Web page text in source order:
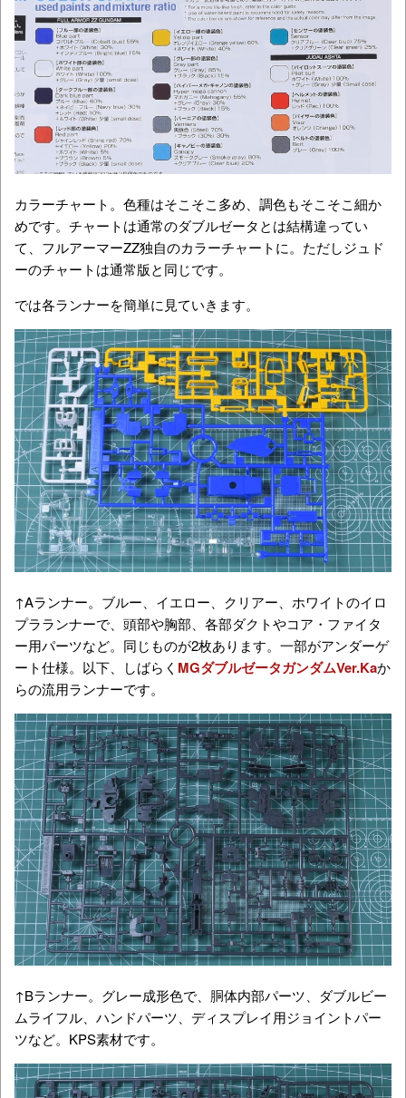
カラーチャート。色種はそこそこ多め、調色もそこそこ細か
めです。チャートは通常のダブルゼータとは結構違ってい
て、フルアーマーZZ独自のカラーチャートに。ただしジュド
ーのチャートは通常版と同じです。
では各ランナーを簡単に見ていきます。
↑Aランナー。ブルー、イエロー、クリアー、ホワイトのイロ
プラランナーで、頭部や胸部、各部ダクトやコア・ファイタ
ー用パーツなど。同じものが2枚あります。一部がアンダーゲ
ート仕様。以下、しばらく MGダブルゼータガンダムVer.Kaか
らの流用ランナーです。
↑Bランナー。グレー成形色で、胴体内部パーツ、ダブルビー
ムライフル、ハンドパーツ、ディスプレイ用ジョイントパー
ツなど。KPS素材です。